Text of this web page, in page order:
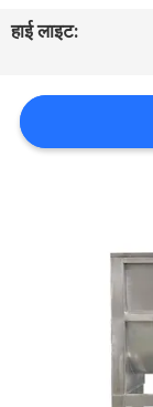
एक
उद्धरण
का
हाई लाइट: